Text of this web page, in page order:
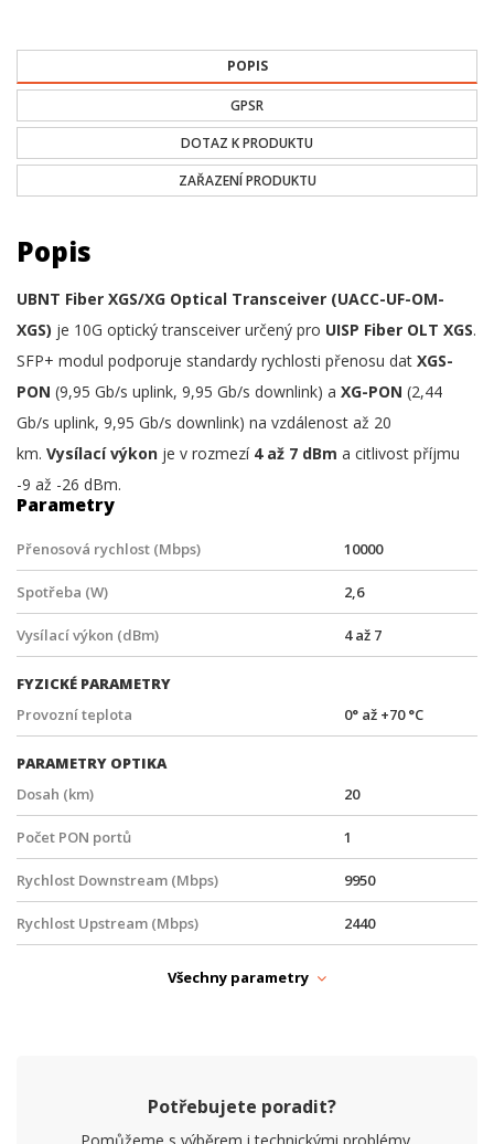
POPIS
GPSR
DOTAZ K PRODUKTU
ZAŘAZENÍ PRODUKTU
Popis
UBNT Fiber XGS/XG Optical Transceiver (UACC-UF-OM-
XGS) je 10G optický transceiver určený pro UISP Fiber OLT XGS.
SFP+ modul podporuje standardy rychlosti přenosu dat XGS-
PON (9,95 Gb/s uplink, 9,95 Gb/s downlink) a XG-PON (2,44
Gb/s uplink, 9,95 Gb/s downlink) na vzdálenost až 20
km. Vysílací výkon je v rozmezí 4 až 7 dBm a citlivost příjmu
-9 až -26 dBm.
Parametry
Přenosová rychlost (Mbps) 10000
Spotřeba (W) 2,6
Vysílací výkon (dBm) 4 až 7
FYZICKÉ PARAMETRY
Provozní teplota
0° až +70 °C
PARAMETRY OPTIKA
Dosah (km)
20
Počet PON portů 1
Rychlost Downstream (Mbps) 9950
Rychlost Upstream (Mbps) 2440
Vlnová délka RX (nm) 1577
Všechny parametry
Potřebujete poradit?